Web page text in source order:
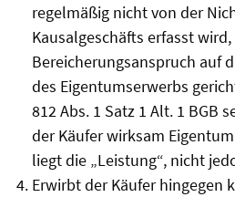
regelmäßig nicht von der
Kausalgeschäfts erfasst
Bereicherungsanspruch auf
des Eigentumserwerbs
812 Abs. 1 Satz 1 Alt. 1 BGB
der Käufer wirksam
liegt die „Leistung“, nicht
Erwirbt der Käufer hingegen